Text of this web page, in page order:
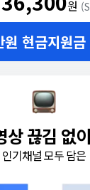
원
현금지원
상 끊김 없
인기채널 모두 담은